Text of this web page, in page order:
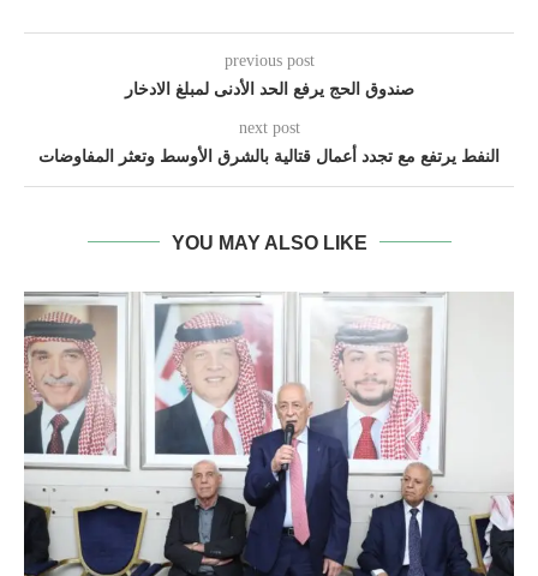
previous post
صندوق الحج يرفع الحد الأدنى لمبلغ الادخار
next post
النفط يرتفع مع تجدد أعمال قتالية بالشرق الأوسط وتعثر المفاوضات
YOU MAY ALSO LIKE